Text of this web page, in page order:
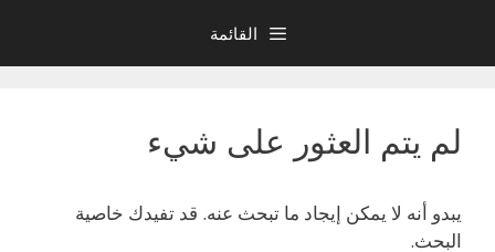
المحتوى
القائمة
لم يتم العثور على شيء
يبدو أنه لا يمكن إيجاد ما تبحث عنه. قد تفيدك خاصية
البحث.